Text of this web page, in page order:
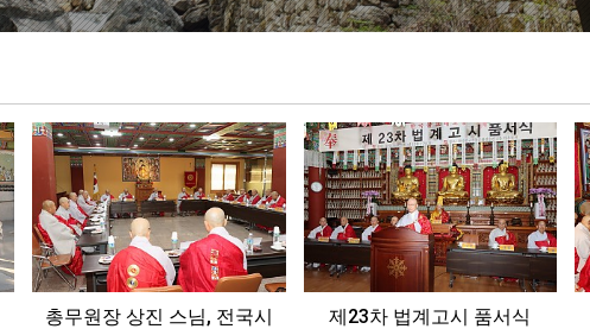
총무원장 상진 스님, 전국시
제23차 법계고시 품서식